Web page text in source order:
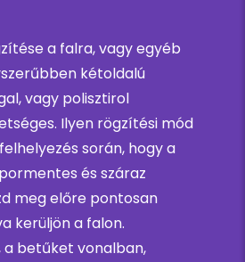
a falra, vagy egyéb
kétoldalú
vagy polisztirol
Ilyen rögzítési mód
során, hogy a
és száraz
meg előre pontosan
kerüljön a falon.
a betűket vonalban,